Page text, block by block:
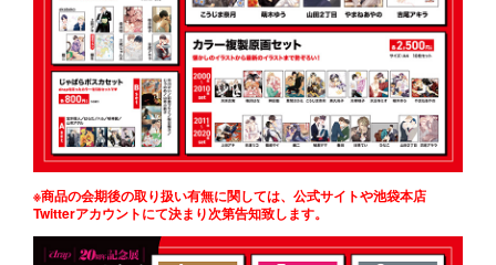
※商品の会期後の取り扱い有無に関しては、公式サイトや池袋本店
Twitterアカウントにて決まり次第告知致します。